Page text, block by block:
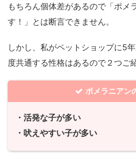
もちろん個体差があるので「ポメ
す！」とは断言できません。
しかし、私がペットショップに5
度共通する性格はあるので２つご
ポメラニアン
・活発な子が多い
・吠えやすい子が多い